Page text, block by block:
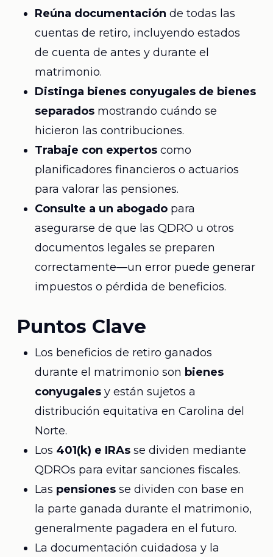
Reúna documentación de todas las
cuentas de retiro, incluyendo estados
de cuenta de antes y durante el
matrimonio.
Distinga bienes conyugales de bienes
separadosmostrando cuándo se
hicieron las contribuciones.
Trabaje con expertoscomo
planificadores financieros o actuarios
para valorar las pensiones.
Consulte a un abogadopara
asegurarse de que las QDRO u otros
documentos legales se preparen
correctamente—un error puede generar
impuestos o pérdida de beneficios.
Puntos Clave
Los beneficios de retiro ganados
durante el matrimonio son bienes
conyugalesy están sujetos a
distribución equitativa en Carolina del
Norte.
Los 401(k) e IRAsse dividen mediante
QDROs para evitar sanciones fiscales.
Las pensionesse dividen con base en
la parte ganada durante el matrimonio,
generalmente pagadera en el futuro.
La documentación cuidadosa y la